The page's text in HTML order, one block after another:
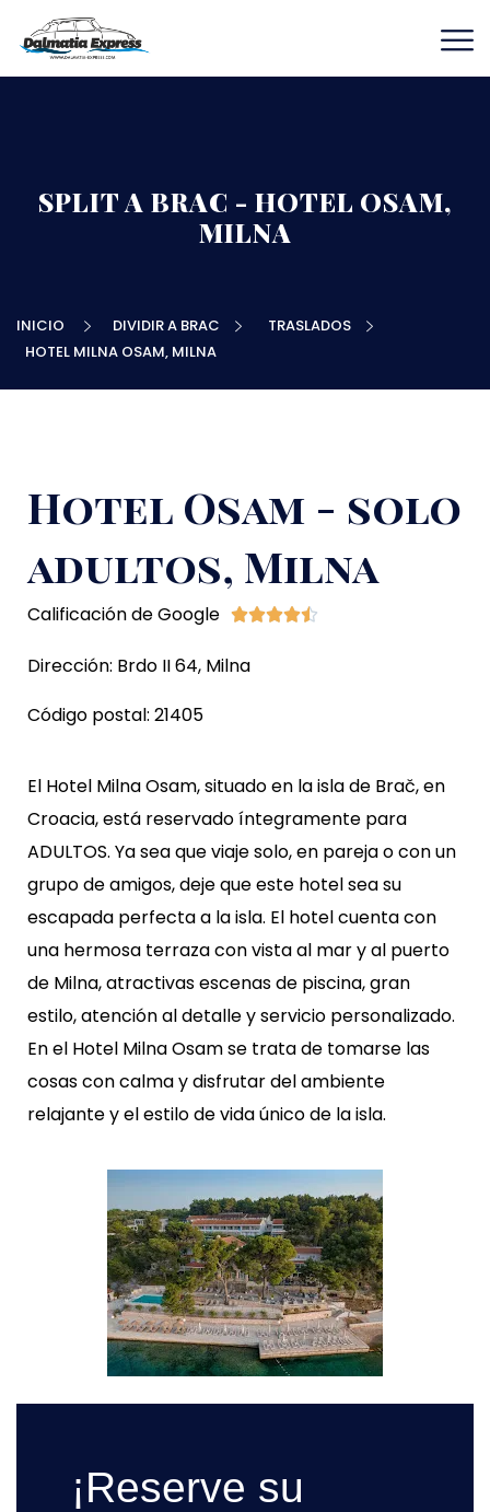
SPLIT A BRAC - HOTEL OSAM,
MILNA
INICIO DIVIDIR A BRAC
TRASLADOS
HOTEL MILNA OSAM, MILNA
Hotel Osam - solo
adultos, Milna
Calificación de Google 
Dirección: Brdo II 64, Milna
Código postal: 21405
El Hotel Milna Osam, situado en la isla de Brač, en
Croacia, está reservado íntegramente para
ADULTOS. Ya sea que viaje solo, en pareja o con un
grupo de amigos, deje que este hotel sea su
escapada perfecta a la isla. El hotel cuenta con
una hermosa terraza con vista al mar y al puerto
de Milna, atractivas escenas de piscina, gran
estilo, atención al detalle y servicio personalizado.
En el Hotel Milna Osam se trata de tomarse las
cosas con calma y disfrutar del ambiente
relajante y el estilo de vida único de la isla.
¡Reserve su